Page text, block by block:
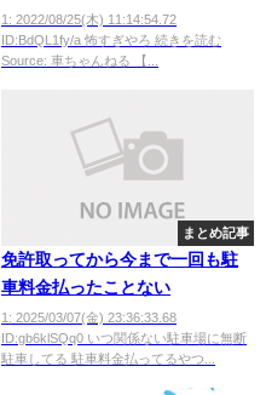
1: 2022/08/25(木) 11:14:54.72
ID:BdQL1fy/a 怖すぎやろ 続きを読む
Source: 車ちゃんねる 【...
まとめ記事
免許取ってから今まで一回も駐
車料金払ったことない
1: 2025/03/07(金) 23:36:33.68
ID:gb6klSQq0 いつ関係ない駐車場に無断
駐車してる 駐車料金払ってるやつ...